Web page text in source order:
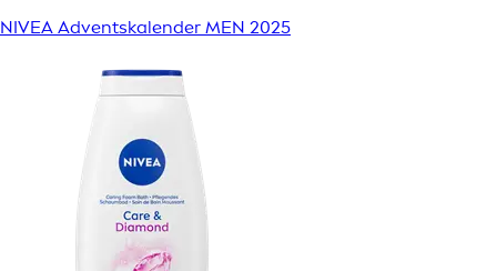
NIVEA Adventskalender MEN 2025